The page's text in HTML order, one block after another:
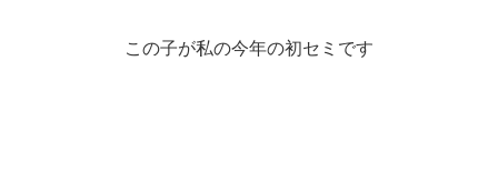
この子が私の今年の初セミです